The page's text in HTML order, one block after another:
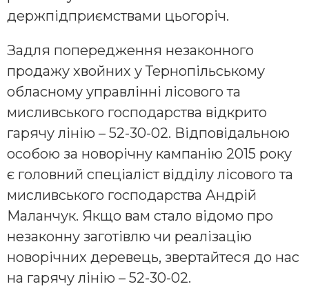
держпідприємствами цьогоріч.
Задля попередження незаконного
продажу хвойних у Тернопільському
обласному управлінні лісового та
мисливського господарства відкрито
гарячу лінію – 52-30-02. Відповідальною
особою за новорічну кампанію 2015 року
є головний спеціаліст відділу лісового та
мисливського господарства Андрій
Маланчук. Якщо вам стало відомо про
незаконну заготівлю чи реалізацію
новорічних деревець, звертайтеся до нас
на гарячу лінію – 52-30-02.